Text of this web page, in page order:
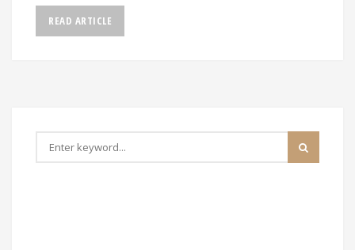
READ ARTICLE